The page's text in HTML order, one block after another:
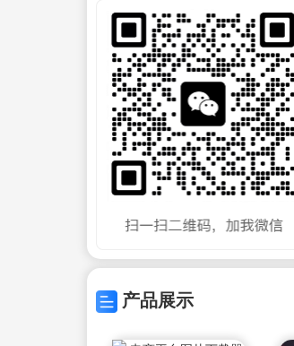
产品展示